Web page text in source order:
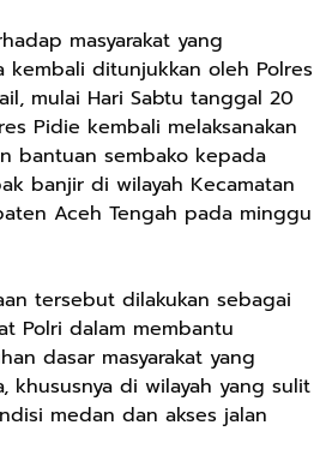
masyarakat yang
kembali ditunjukkan oleh Polres
mulai Hari Sabtu tanggal 20
Pidie kembali melaksanakan
bantuan sembako kepada
banjir di wilayah Kecamatan
Aceh Tengah pada minggu
tersebut dilakukan sebagai
Polri dalam membantu
dasar masyarakat yang
khususnya di wilayah yang sulit
medan dan akses jalan